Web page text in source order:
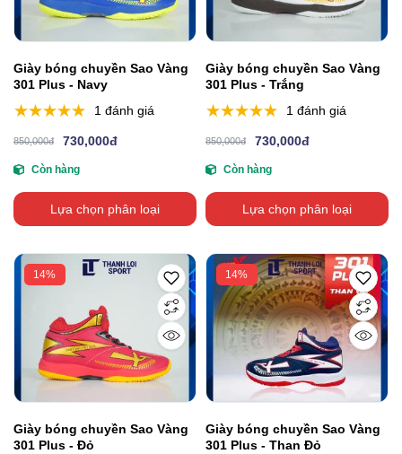
Giày bóng chuyền Sao Vàng
301 Plus - Navy
1 đánh giá
850,000đ 730,000đ
Còn hàng
Lựa chọn phân loại
Giày bóng chuyền Sao Vàng
301 Plus - Trắng
1 đánh giá
850,000đ 730,000đ
Còn hàng
Lựa chọn phân loại
14%
Giày bóng chuyền Sao Vàng
301 Plus - Đỏ
14%
Giày bóng chuyền Sao Vàng
301 Plus - Than Đỏ